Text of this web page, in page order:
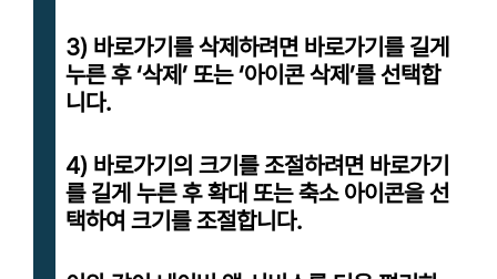
3) 바로가기를 삭제하려면 바로가기를 길게
누른 후 ‘삭제’ 또는 ‘아이콘 삭제’를 선택합
니다.
4) 바로가기의 크기를 조절하려면 바로가기
를 길게 누른 후 확대 또는 축소 아이콘을 선
택하여 크기를 조절합니다.